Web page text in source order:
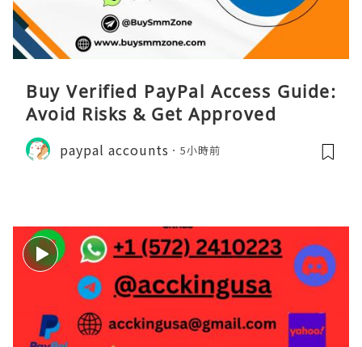
Buy Verified PayPal Access Guide:
Avoid Risks & Get Approved
paypal accounts 5小時前